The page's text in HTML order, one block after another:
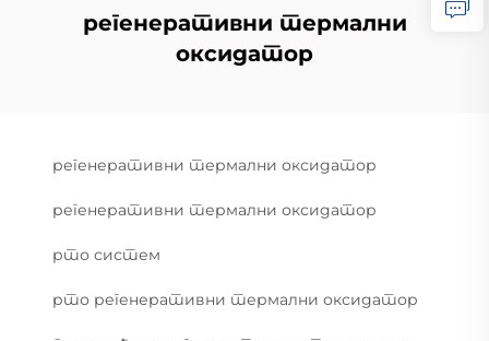
регенеративни термални
оксидатор
регенеративни термални оксидатор
регенеративни термални оксидатор
рто систем
рто регенеративни термални оксидатор